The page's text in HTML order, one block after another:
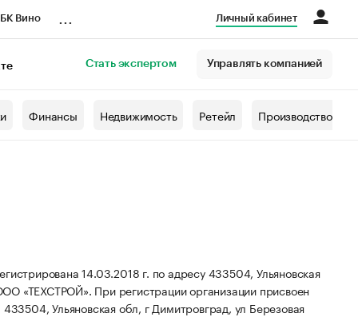
Вино Личный кабинет
Стать экспертом Управлять компанией
Финансы Недвижимость Ретейл Производство
14.03.2018 г. по адресу 433504, Ульяновская
«ТЕХСТРОЙ». При регистрации организации присвоен
Ульяновская обл, г Димитровград, ул Березовая